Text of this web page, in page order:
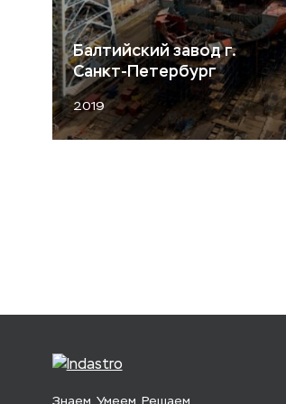
Балтийский завод г.
Санкт-Петербург
2019
Знаем. Умеем. Решаем.